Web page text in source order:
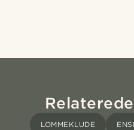
LOMMEKLUDE